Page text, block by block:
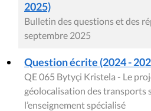
2025)
Bulletin des questions et des
septembre 2025
Question écrite (2024 -
QE 065 Bytyçi Kristela - Le
géolocalisation des transports
l’enseignement spécialisé